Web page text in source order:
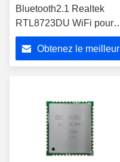
Bluetooth2.1 Realtek
RTL8723DU WiFi pour
STB/OTT
Obtenez le meilleur